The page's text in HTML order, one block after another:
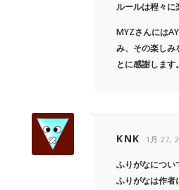
ルールは程々に
MYZさんには
み、その楽しみ
とに感謝します。
KNK 1月 27,
ふりがなについ
ふりがなは作者